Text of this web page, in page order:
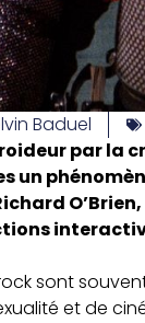
Baduel
par la
un
sont
et de